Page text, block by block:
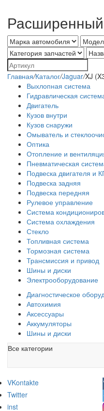
Главная/Каталог/Jaguar/XJ
Выхлопная система
Гидравлическая
Двигатель
Кузов внутри
Кузов снаружи
Омыватель и
Оптика
Отопление и
Пневматическая
Подвеска двигателя и
Подвеска задняя
Подвеска передняя
Рулевое управление
Система
Система охлаждения
Стекло
Топливная система
Тормозная система
Трансмиссия и привод
Шины и диски
Электрооборудование
Диагностическое
Автохимия
Аксессуары
Аккумуляторы
Шины и диски
Все категории
VKontakte
Twitter
inst